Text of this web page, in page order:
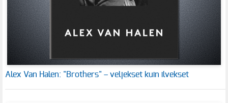
Alex Van Halen: "Brothers" – veljekset kuin ilvekset